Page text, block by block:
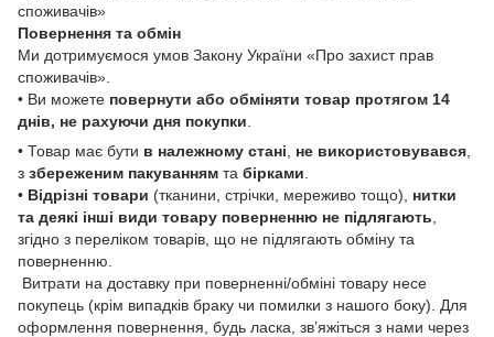
споживачів»
Повернення та обмін
Ми дотримуємося умов Закону України «Про захист прав
споживачів».
• Ви можете повернути або обміняти товар протягом 14
днів, не рахуючи дня покупки
• Товар має бути в належному стані не використовувався
з збереженим пакуванням та бірками
• Відрізні товари (тканини, стрічки, мереживо тощо), нитки
та деякі інші види товару поверненню не підлягають
згідно з переліком товарів, що не підлягають обміну та
поверненню.
Витрати на доставку при поверненні/обміні товару несе
покупець (крім випадків браку чи помилки з нашого боку). Для
оформлення повернення, будь ласка, зв’яжіться з нами через